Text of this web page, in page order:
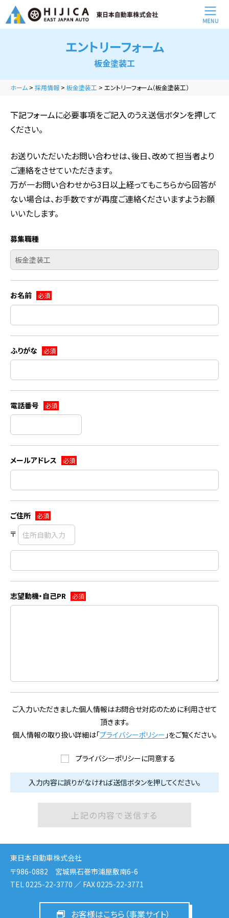
エントリーフォーム
板金塗装工
ホーム > 採用情報 > 板金塗装工 > エントリーフォーム（板金塗装工）
下記フォームに必要事項をご記入のうえ送信ボタンを押して
ください。
お送りいただいたお問い合わせは、後日、改めて担当者より
ご連絡をさせていただきます。
万が一お問い合わせから3日以上経ってもこちらから回答が
ない場合は、お手数ですが再度ご連絡くださいますようお願
いいたします。
募集職種
お名前 必須
ふりがな 必須
電話番号 必須
メールアドレス 必須
ご住所 必須
〒
志望動機・自己PR 必須
ご入力いただきました個人情報はお問合せ対応のために利用させて
頂きます。
個人情報の取り扱い詳細は「プライバシーポリシー 」をご覧ください。
プライバシーポリシーに同意する
入力内容に誤りがなければ送信ボタンを押してください。
東日本自動車株式会社
〒986-0882 宮城県石巻市浦屋敷南6-6
TEL 0225-22-3770 ／ FAX 0225-22-3771
お客様はこちら（事業サイト）